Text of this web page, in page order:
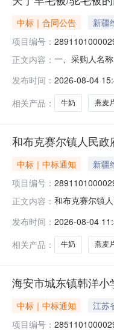
中标｜合同公告
新疆
项目编号：
正文内容： 一、采购人名
米羊毛被水星
发布时间： 2026-08-04
相关产品：
牛奶 燕麦
和布克赛尔镇人民
中标｜中标通知
新疆
项目编号：
正文内容： 和布克赛尔镇
划编码:654226
发布时间： 2026-08-04
相关产品：
牛奶 燕麦
海安市城东镇韩洋
中标｜中标通知 江苏
项目编号：